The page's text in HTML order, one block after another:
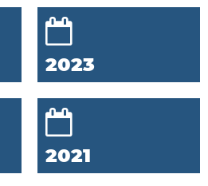
2023
2021